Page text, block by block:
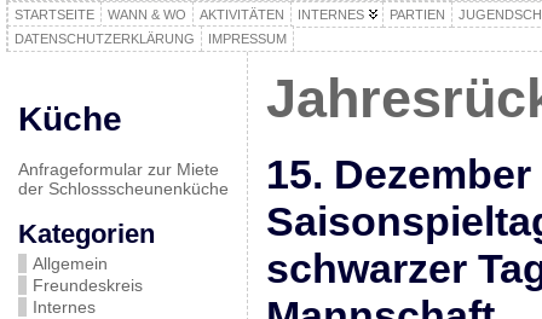
STARTSEITE WANN & WO AKTIVITÄTEN INTERNES PARTIEN
DATENSCHUTZERKLÄRUNG
IMPRESSUM
Küche
Anfrageformular zur Miete
der Schlossscheunenküche
Kategorien
Allgemein
Freundeskreis
Internes
15. Dezember
schwarzer